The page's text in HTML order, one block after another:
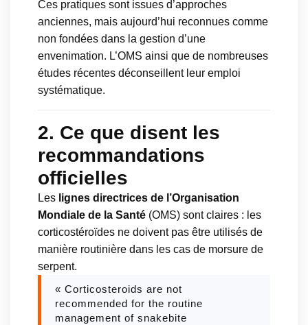
Ces pratiques sont issues d’approches
anciennes, mais aujourd’hui reconnues comme
non fondées dans la gestion d’une
envenimation. L’OMS ainsi que de nombreuses
études récentes déconseillent leur emploi
systématique.
2. Ce que disent les
recommandations
officielles
Les lignes directrices de l’Organisation
Mondiale de la Santé (OMS) sont claires : les
corticostéroïdes ne doivent pas être utilisés de
manière routinière dans les cas de morsure de
serpent.
« Corticosteroids are not
recommended for the routine
management of snakebite